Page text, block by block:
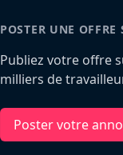
POSTER UNE OFFRE
Publiez votre offre
milliers de
Poster votre